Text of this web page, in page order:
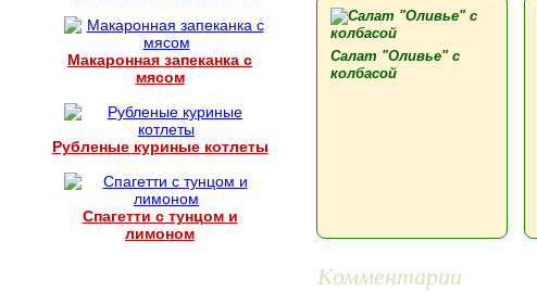
Макаронная запеканка с
мясом
Рубленые куриные котлеты
Спагетти с тунцом и
лимоном
Салат "Оливье" с
колбасой
Комментарии